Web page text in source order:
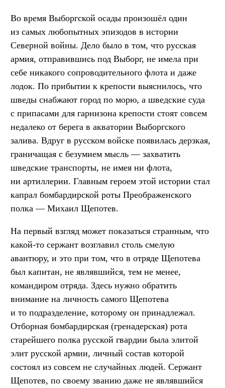
Во время Выборгской осады произошёл один
из самых любопытных эпизодов в истории
Северной войны. Дело было в том, что русская
армия, отправившись под Выборг, не имела при
себе никакого сопроводительного флота и даже
лодок. По прибытии к крепости выяснилось, что
шведы снабжают город по морю, а шведские суда
с припасами для гарнизона крепости стоят совсем
недалеко от берега в акватории Выборгского
залива. Вдруг в русском войске появилась дерзкая,
граничащая с безумием мысль — захватить
шведские транспорты, не имея ни флота,
ни артиллерии. Главным героем этой истории стал
капрал бомбардирской роты Преображенского
полка — Михаил Щепотев.
На первый взгляд может показаться странным, что
какой-то сержант возглавил столь смелую
авантюру, и это при том, что в отряде Щепотева
был капитан, не являвшийся, тем не менее,
командиром отряда. Здесь нужно обратить
внимание на личность самого Щепотева
и то подразделение, которому он принадлежал.
Отборная бомбардирская (гренадерская) рота
старейшего полка русской гвардии была элитой
элит русской армии, личный состав которой
состоял из совсем не случайных людей. Сержант
Щепотев, по своему званию даже не являвшийся